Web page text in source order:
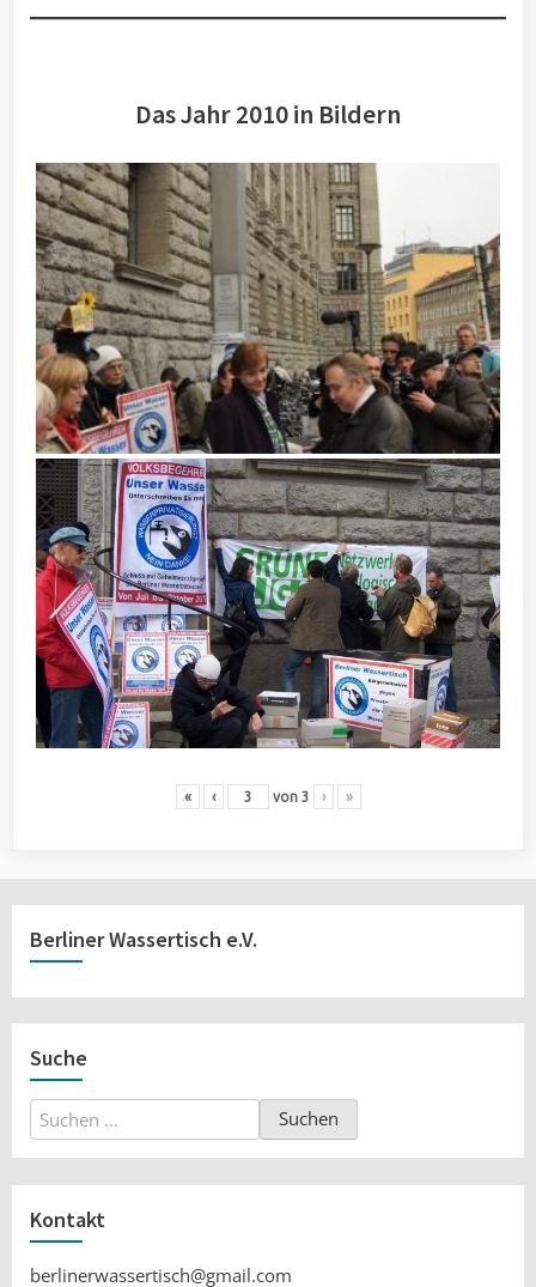
Das Jahr 2010 in Bildern
« ‹ von 3 › »
Berliner Wassertisch e.V.
Suche
Suchen
nach:
Kontakt
berlinerwassertisch@gmail.com